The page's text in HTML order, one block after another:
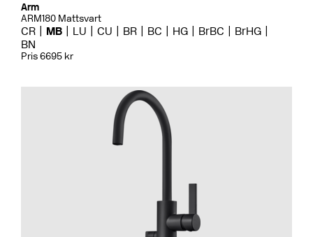
Arm
ARM180 Mattsvart
CR MB LU CU BR BC HG BrBC
BrHG
BN
Pris 6695 kr